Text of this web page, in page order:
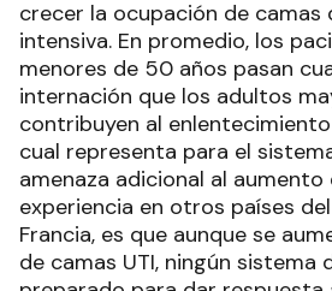
crecer la ocupación de camas
intensiva. En promedio, los
menores de 50 años pasan
internación que los adultos
contribuyen al
cual representa para el
amenaza adicional al aumento
experiencia en otros países
Francia, es que aunque se
de camas UTI, ningún sistema